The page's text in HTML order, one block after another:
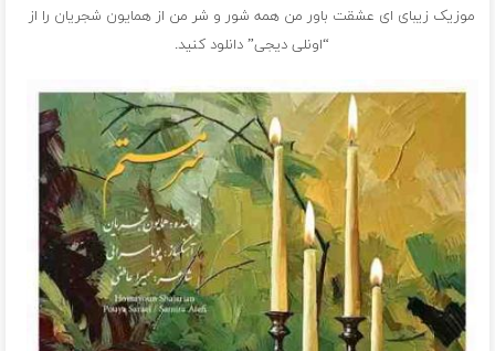
موزیک زیبای ای عشقت باور من همه شور و شر من از همایون شجریان را از
“اونلی دیجی” دانلود کنید.